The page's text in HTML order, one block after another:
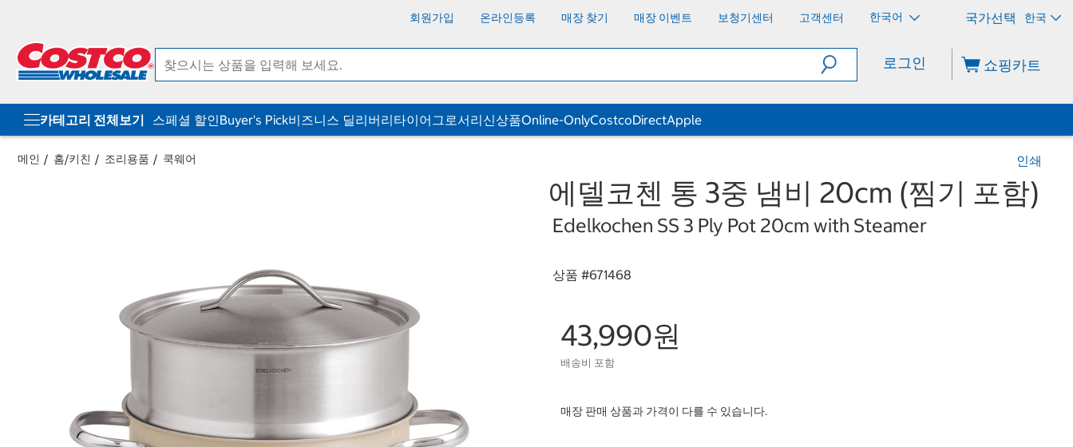
회원가입 온라인등록 매장 찾기 매장 이벤트 보청기센터 고객센터 한국어 한국
로그인 쇼핑카트
카테고리 전체보기 스페셜 할인Buyer's Pick비즈니스 딜리버리타이어그로서리신상품Online-OnlyCostcoDirectApple
메인 홈/키친 조리용품 쿡웨어 인쇄
에델코첸 통 3중 냄비 20cm (찜기 포함)
Edelkochen SS 3 Ply Pot 20cm with Steamer
상품 #671468
43,990원
배송비 포함
매장 판매 상품과 가격이 다를 수 있습니다.